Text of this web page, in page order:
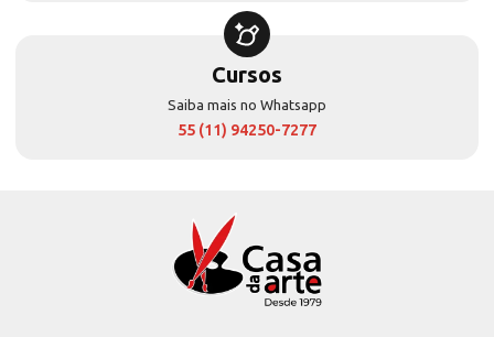
Cursos
Saiba mais no Whatsapp
55 (11) 94250-7277